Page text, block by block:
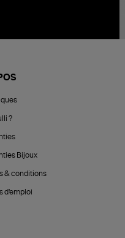
?
Bijoux
& conditions
d'emploi